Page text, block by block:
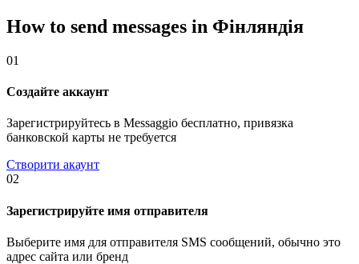
How to send messages in Фінляндія
01
Создайте аккаунт
Зарегистрируйтесь в Messaggio бесплатно, привязка
банковской карты не требуется
Створити акаунт
02
Зарегистрируйте имя отправителя
Выберите имя для отправителя SMS сообщений, обычно это
адрес сайта или бренд